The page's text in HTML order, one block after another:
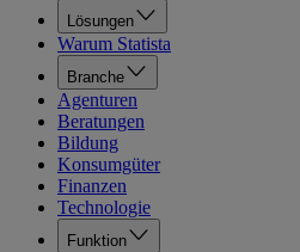
Lösungen
Warum Statista
Branche
Agenturen
Beratungen
Bildung
Konsumgüter
Finanzen
Technologie
Funktion